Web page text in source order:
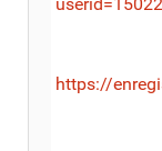
https://